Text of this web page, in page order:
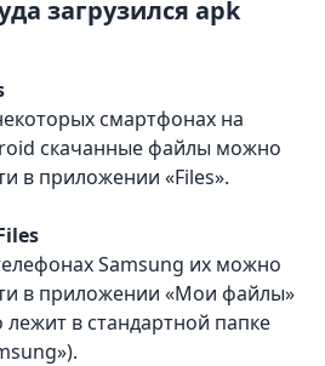
загрузился apk
смартфонах на
скачанные файлы можно
в приложении «Files».
Samsung их можно
в приложении «Мои файлы»
лежит в стандартной папке